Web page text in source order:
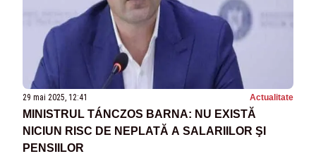
29 mai 2025, 12:41 Actualitate
MINISTRUL TÁNCZOS BARNA: NU EXISTĂ
NICIUN RISC DE NEPLATĂ A SALARIILOR ŞI
PENSIILOR